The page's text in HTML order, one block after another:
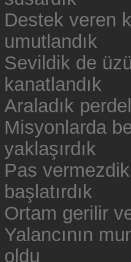
Destek veren
umutlandık
Sevildik de
kanatlandık
Araladık
Misyonlarda
yaklaşırdık
Pas
başlatırdık
Ortam gerilir
Yalancının
oldu